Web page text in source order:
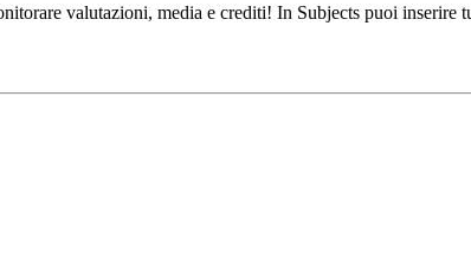
valutazioni, media e crediti! In Subjects puoi inserire